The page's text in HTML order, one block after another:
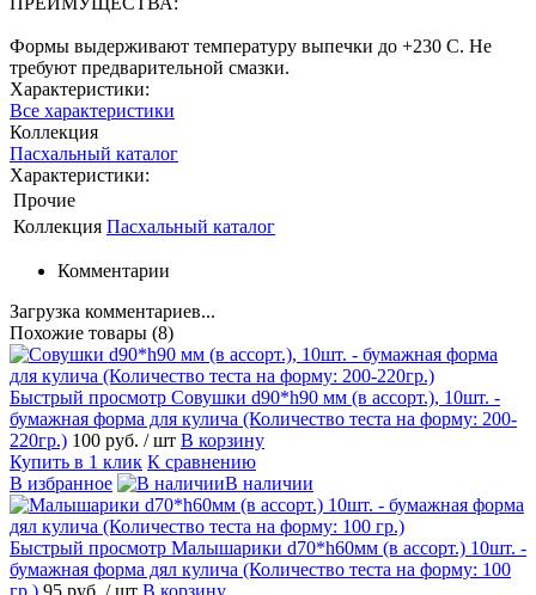
Формы выдерживают температуру выпечки до +230 С. Не
требуют предварительной смазки.
Характеристики:
Все характеристики
Коллекция
Пасхальный каталог
Характеристики:
Прочие
Коллекция Пасхальный каталог
Комментарии
Загрузка комментариев...
Похожие товары (8)
Быстрый просмотр Совушки d90*h90 мм (в ассорт.), 10шт. -
бумажная форма для кулича (Количество теста на форму: 200-
220гр.) 100 руб. / шт В корзину
Купить в 1 клик К сравнению
В избранное
В наличии
Быстрый просмотр Малышарики d70*h60мм (в ассорт.) 10шт. -
бумажная форма дял кулича (Количество теста на форму: 100
гр.) 95 руб. / шт В корзину